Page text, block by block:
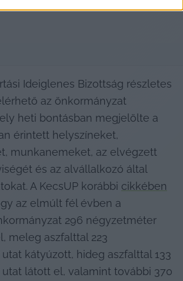
az önkormányzat
heti bontásban megjelölte a
érintett helyszíneket,
munkanemeket, az elvégzett
és az alvállalkozó által
A KecsUP korábbi cikkében
az elmúlt fél évben a
296 négyzetméter
meleg aszfalttal 223
kátyúzott, hideg aszfalttal 133
látott el, valamint további 370